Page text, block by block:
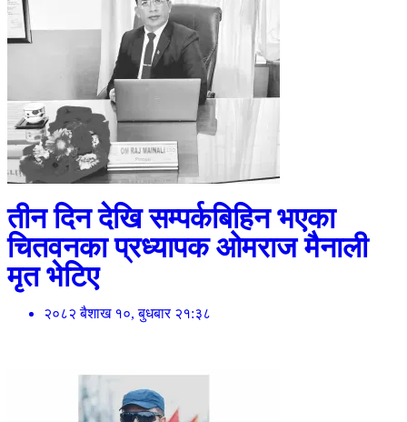
तीन दिन देखि सम्पर्कबिहिन भएका
चितवनका प्रध्यापक ओमराज मैनाली
मृत भेटिए
२०८२ बैशाख १०, बुधबार २१:३८